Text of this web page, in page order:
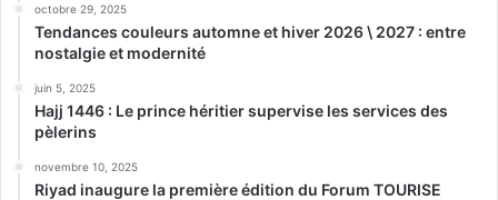
octobre 29, 2025
Tendances couleurs automne et hiver 2026 \ 2027 : entre
nostalgie et modernité
juin 5, 2025
Hajj 1446 : Le prince héritier supervise les services des
pèlerins
novembre 10, 2025
Riyad inaugure la première édition du Forum TOURISE